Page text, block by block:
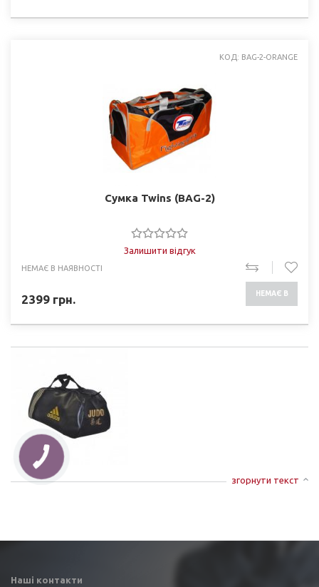
КОД: BAG-2-ORANGE
Сумка Twins (BAG-2)
Залишити відгук
НЕМАЄ В НАЯВНОСТІ
2399 грн. НЕМАЄ В
згорнути текст
Наші контакти